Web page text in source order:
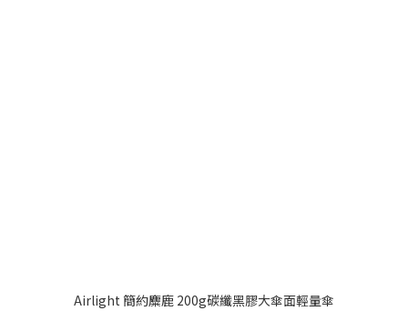
Airlight 簡約麋鹿 200g碳纖黑膠大傘面輕量傘